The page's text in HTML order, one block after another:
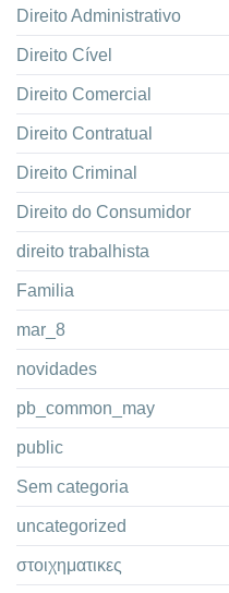
Direito Administrativo
Direito Cível
Direito Comercial
Direito Contratual
Direito Criminal
Direito do Consumidor
direito trabalhista
Familia
mar_8
novidades
pb_common_may
public
Sem categoria
uncategorized
στοιχηματικες